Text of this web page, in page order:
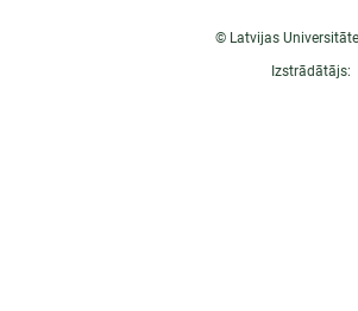
© Latvijas
Izstrādātājs: